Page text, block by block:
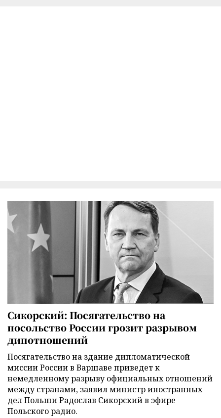
Сикорский: Посягательство на
посольство России грозит разрывом
дипотношений
Посягательство на здание дипломатической
миссии России в Варшаве приведет к
немедленному разрыву официальных отношений
между странами, заявил министр иностранных
дел Польши Радослав Сикорский в эфире
Польского радио.